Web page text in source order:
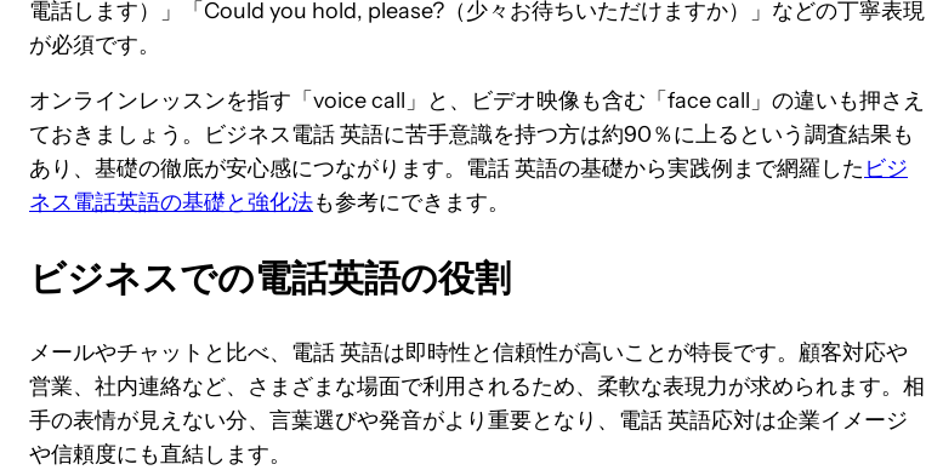
電話します）」「Could you hold, please?（少々お待ちいただけますか）」などの丁寧表現
が必須です。
オンラインレッスンを指す「voice call」と、ビデオ映像も含む「face call」の違いも押さえ
ておきましょう。ビジネス電話 英語に苦手意識を持つ方は約90％に上るという調査結果も
あり、基礎の徹底が安心感につながります。電話 英語の基礎から実践例まで網羅した ビジ
ネス電話英語の基礎と強化法も参考にできます。
ビジネスでの電話英語の役割
メールやチャットと比べ、電話 英語は即時性と信頼性が高いことが特長です。顧客対応や
営業、社内連絡など、さまざまな場面で利用されるため、柔軟な表現力が求められます。相
手の表情が見えない分、言葉選びや発音がより重要となり、電話 英語応対は企業イメージ
や信頼度にも直結します。